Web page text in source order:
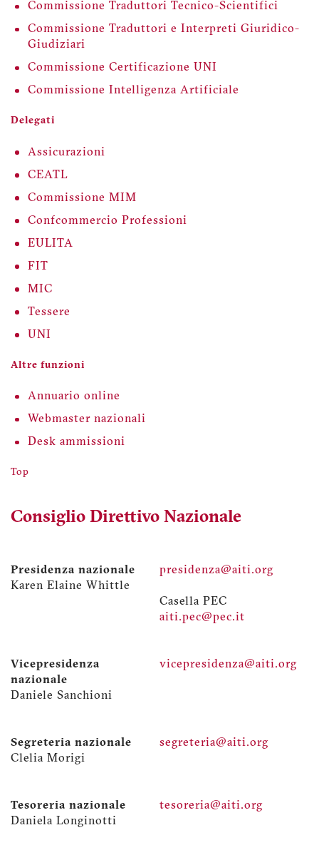
Commissione Traduttori Tecnico-Scientifici
Commissione Traduttori e Interpreti Giuridico-
Giudiziari
Commissione Certificazione UNI
Commissione Intelligenza Artificiale
Delegati
Assicurazioni
CEATL
Commissione MIM
Confcommercio Professioni
EULITA
FIT
MIC
Tessere
UNI
Altre funzioni
Annuario online
Webmaster nazionali
Desk ammissioni
Top
Consiglio Direttivo Nazionale
Presidenza nazionale
Karen Elaine Whittle
presidenza@aiti.org
Casella PEC
aiti.pec@pec.it
Vicepresidenza
nazionale
Daniele Sanchioni
vicepresidenza@aiti.org
Segreteria nazionale
Clelia Morigi
segreteria@aiti.org
Tesoreria nazionale
Daniela Longinotti
tesoreria@aiti.org